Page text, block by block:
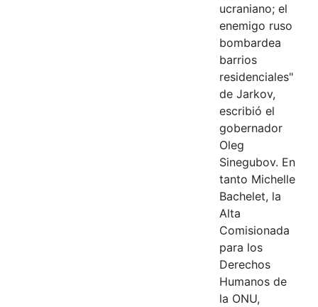
ucraniano; el
enemigo ruso
bombardea
barrios
residenciales"
de Jarkov,
escribió el
gobernador
Oleg
Sinegubov. En
tanto Michelle
Bachelet, la
Alta
Comisionada
para los
Derechos
Humanos de
la ONU,